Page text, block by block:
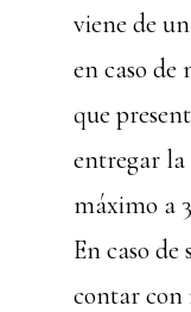
viene de
en caso
que
entregar
máximo a
En caso
contar con